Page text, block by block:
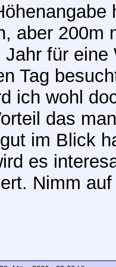
aber 200m
für
Tag
ich wohl
das
im Blick
es
Nimm